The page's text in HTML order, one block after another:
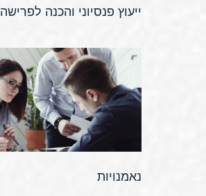
ייעוץ פנסיוני והכנה לפרישה
נאמנויות